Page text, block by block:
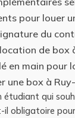
pour louer
du
de box
en main pour
une box à
étudiant qui
obligatoire